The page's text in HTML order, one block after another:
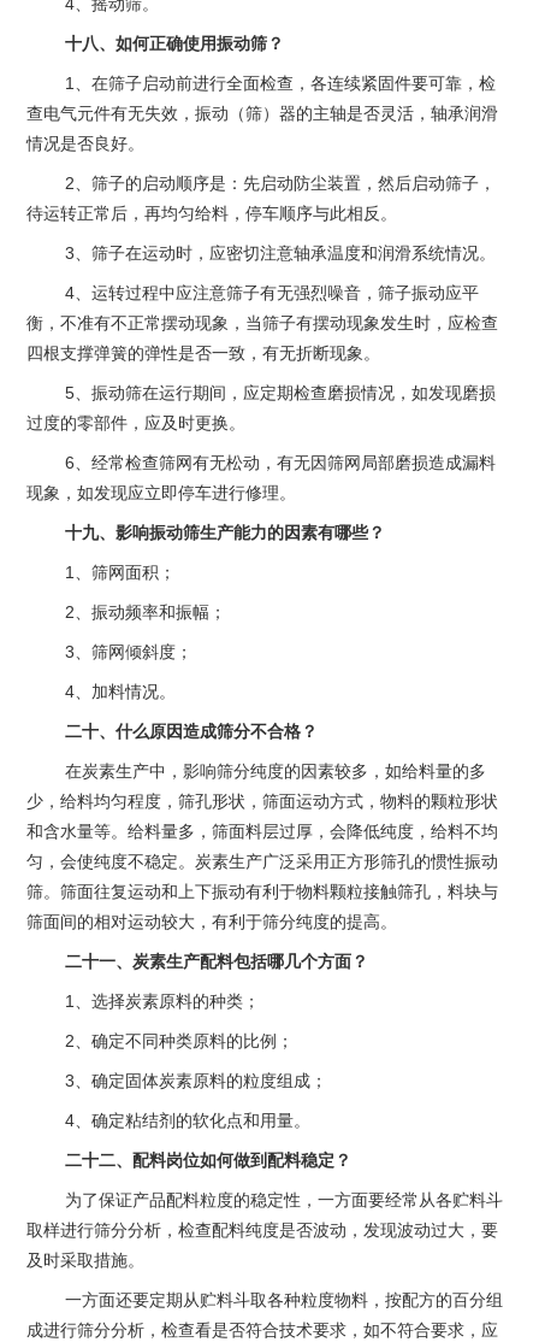
十八、如何正确使用振动筛？
1、在筛子启动前进行全面检查，各连续紧固件要可靠，检
查电气元件有无失效，振动（筛）器的主轴是否灵活，轴承润滑
情况是否良好。
2、筛子的启动顺序是：先启动防尘装置，然后启动筛子，
待运转正常后，再均匀给料，停车顺序与此相反。
3、筛子在运动时，应密切注意轴承温度和润滑系统情况。
4、运转过程中应注意筛子有无强烈噪音，筛子振动应平
衡，不准有不正常摆动现象，当筛子有摆动现象发生时，应检查
四根支撑弹簧的弹性是否一致，有无折断现象。
5、振动筛在运行期间，应定期检查磨损情况，如发现磨损
过度的零部件，应及时更换。
6、经常检查筛网有无松动，有无因筛网局部磨损造成漏料
现象，如发现应立即停车进行修理。
十九、影响振动筛生产能力的因素有哪些？
1、筛网面积；
2、振动频率和振幅；
3、筛网倾斜度；
4、加料情况。
二十、什么原因造成筛分不合格？
在炭素生产中，影响筛分纯度的因素较多，如给料量的多
少，给料均匀程度，筛孔形状，筛面运动方式，物料的颗粒形状
和含水量等。给料量多，筛面料层过厚，会降低纯度，给料不均
匀，会使纯度不稳定。炭素生产广泛采用正方形筛孔的惯性振动
筛。筛面往复运动和上下振动有利于物料颗粒接触筛孔，料块与
筛面间的相对运动较大，有利于筛分纯度的提高。
二十一、炭素生产配料包括哪几个方面？
1、选择炭素原料的种类；
2、确定不同种类原料的比例；
3、确定固体炭素原料的粒度组成；
4、确定粘结剂的软化点和用量。
二十二、配料岗位如何做到配料稳定？
为了保证产品配料粒度的稳定性，一方面要经常从各贮料斗
取样进行筛分分析，检查配料纯度是否波动，发现波动过大，要
及时采取措施。
一方面还要定期从贮料斗取各种粒度物料，按配方的百分组
成进行筛分分析，检查看是否符合技术要求，如不符合要求，应